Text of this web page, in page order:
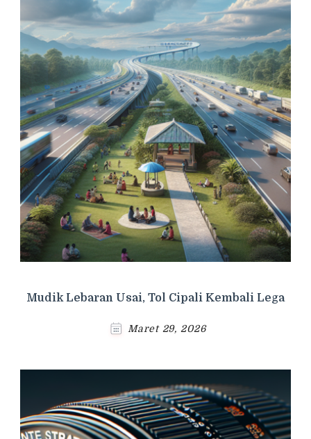
Mudik Lebaran Usai, Tol Cipali Kembali Lega
Maret 29, 2026